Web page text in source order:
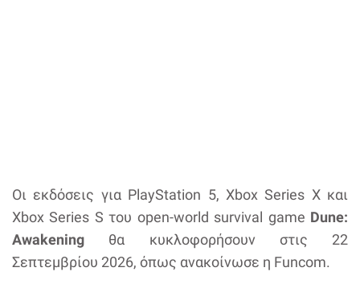
Οι εκδόσεις για PlayStation 5, Xbox Series X και
Xbox Series S του open-world survival game Dune:
Awakening θα κυκλοφορήσουν στις 22
Σεπτεμβρίου 2026, όπως ανακοίνωσε η Funcom.